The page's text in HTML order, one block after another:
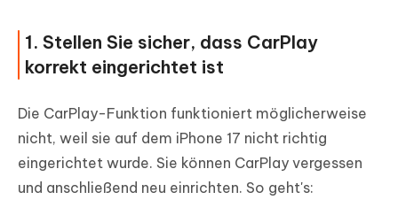
1. Stellen Sie sicher, dass CarPlay
korrekt eingerichtet ist
Die CarPlay-Funktion funktioniert möglicherweise
nicht, weil sie auf dem iPhone 17 nicht richtig
eingerichtet wurde. Sie können CarPlay vergessen
und anschließend neu einrichten. So geht's: